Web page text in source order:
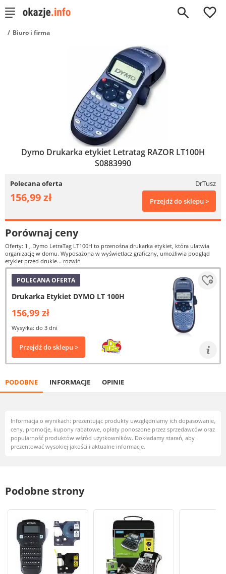
0
Biuro i firma
Dymo Drukarka etykiet Letratag RAZOR LT100H
S0883990
Polecana oferta DrTusz
156,99 zł Przejdź do sklepu >
Porównaj ceny
Oferty: 1 , Dymo LetraTag LT100H to przenośna drukarka etykiet, która ułatwia
organizację w domu. Wyposażona w wyświetlacz graficzny, umożliwia podgląd
etykiet przed drukie... rozwiń
POLECANA OFERTA
Drukarka Etykiet DYMO LT 100H
156,99 zł
Wysyłka: do 3 dni
Przejdź do sklepu >
PODOBNE INFORMACJE OPINIE
Informacja o wynikach: prezentując produkty uwzględniamy ich dopasowanie,
ceny, promocje, kupony rabatowe, opłaty ponoszone przez sprzedawców oraz
popularność produktów wśród użytkowników. Dokładamy starań, aby
prezentować wysokiej jakości i aktualne informacje.
Podobne strony